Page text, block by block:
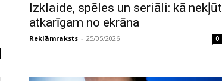
Izklaide, spēles un seriāli: kā nekļūt
atkarīgam no ekrāna
Reklāmraksts - 25/05/2026 0